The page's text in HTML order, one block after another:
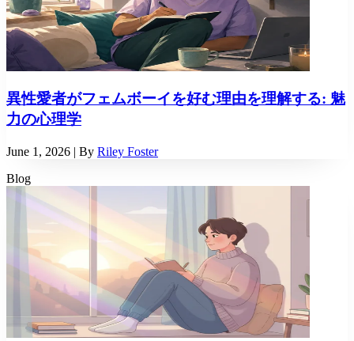
異性愛者がフェムボーイを好む理由を理解する: 魅
力の心理学
June 1, 2026 | By Riley Foster
Blog